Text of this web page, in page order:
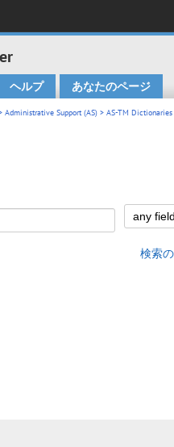
ヘルプ あなたのページ
Administrative Support (AS) > AS-TM Dictionaries
検索